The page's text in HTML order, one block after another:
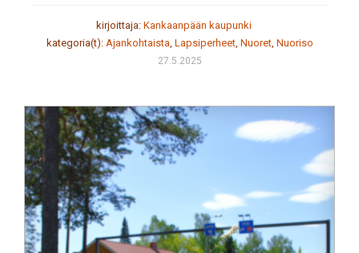
kirjoittaja: Kankaanpään kaupunki
kategoria(t): Ajankohtaista, Lapsiperheet, Nuoret, Nuoriso
27.5.2025